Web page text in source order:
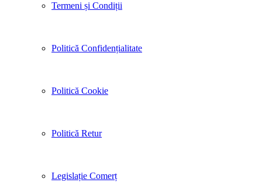
Termeni și Condiții
Politică Confidențialitate
Politică Cookie
Politică Retur
Legislație Comerț